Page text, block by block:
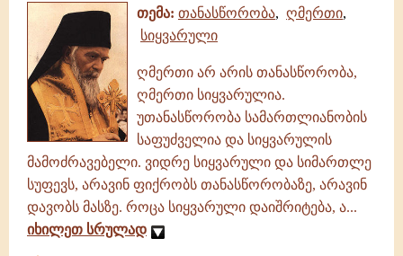
თემა: თანასწორობა, ღმერთი,
სიყვარული
ღმერთი არ არის თანასწორობა,
ღმერთი სიყვარულია.
უთანასწორობა სამართლიანობის
საფუძველია და სიყვარულის
მამოძრავებელი. ვიდრე სიყვარული და სიმართლე
სუფევს, არავინ ფიქრობს თანასწორობაზე, არავინ
დავობს მასზე. როცა სიყვარული დაიშრიტება, ა...
იხილეთ სრულად